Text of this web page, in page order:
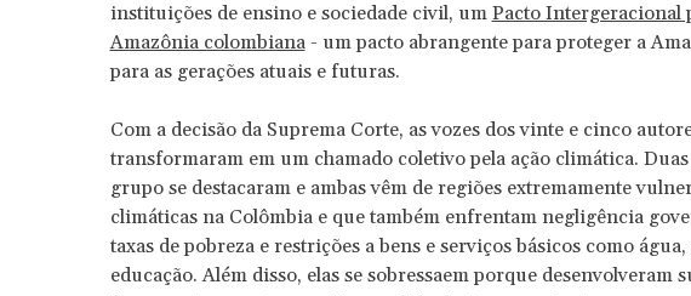
instituições de ensino e sociedade civil, um Pacto Intergeracional
Amazônia colombiana- um pacto abrangente para proteger a
para as gerações atuais e futuras.
Com a decisão da Suprema Corte, as vozes dos vinte e cinco
transformaram em um chamado coletivo pela ação climática. Duas
grupo se destacaram e ambas vêm de regiões extremamente
climáticas na Colômbia e que também enfrentam negligência
taxas de pobreza e restrições a bens e serviços básicos como
educação. Além disso, elas se sobressaem porque desenvolveram